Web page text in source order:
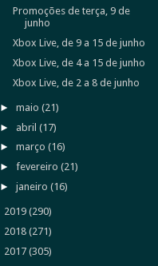
Promoções de terça, 9 de
junho
Xbox Live, de 9 a 15 de junho
Xbox Live, de 4 a 15 de junho
Xbox Live, de 2 a 8 de junho
►maio(21)
► abril(17)
►março(16)
►fevereiro(21)
►janeiro(16)
2019 (290)
2018 (271)
2017 (305)